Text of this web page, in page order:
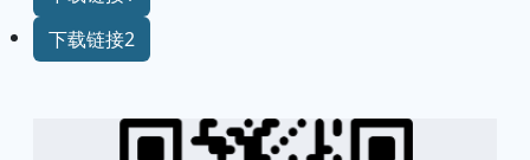
下载链接2